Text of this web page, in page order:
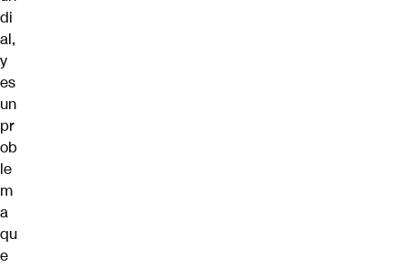
di
al,
y
es
un
pr
ob
le
m
a
qu
e